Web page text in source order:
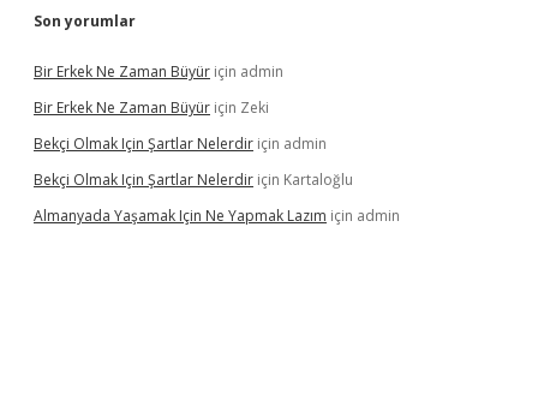
Son yorumlar
Bir Erkek Ne Zaman Büyür için admin
Bir Erkek Ne Zaman Büyür için Zeki
Bekçi Olmak Için Şartlar Nelerdir için admin
Bekçi Olmak Için Şartlar Nelerdir için Kartaloğlu
Almanyada Yaşamak Için Ne Yapmak Lazım için admin